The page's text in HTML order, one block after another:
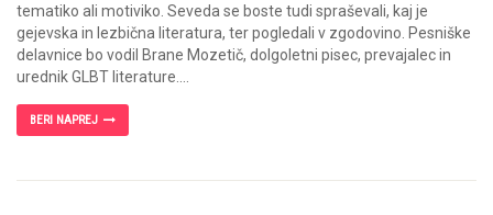
tematiko ali motiviko. Seveda se boste tudi spraševali, kaj je
gejevska in lezbična literatura, ter pogledali v zgodovino. Pesniške
delavnice bo vodil Brane Mozetič, dolgoletni pisec, prevajalec in
urednik GLBT literature....
BERI NAPREJ